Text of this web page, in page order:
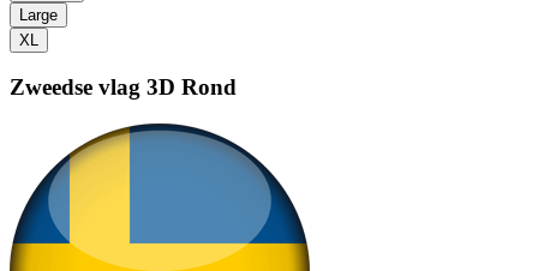
Large
XL
Zweedse vlag 3D Rond